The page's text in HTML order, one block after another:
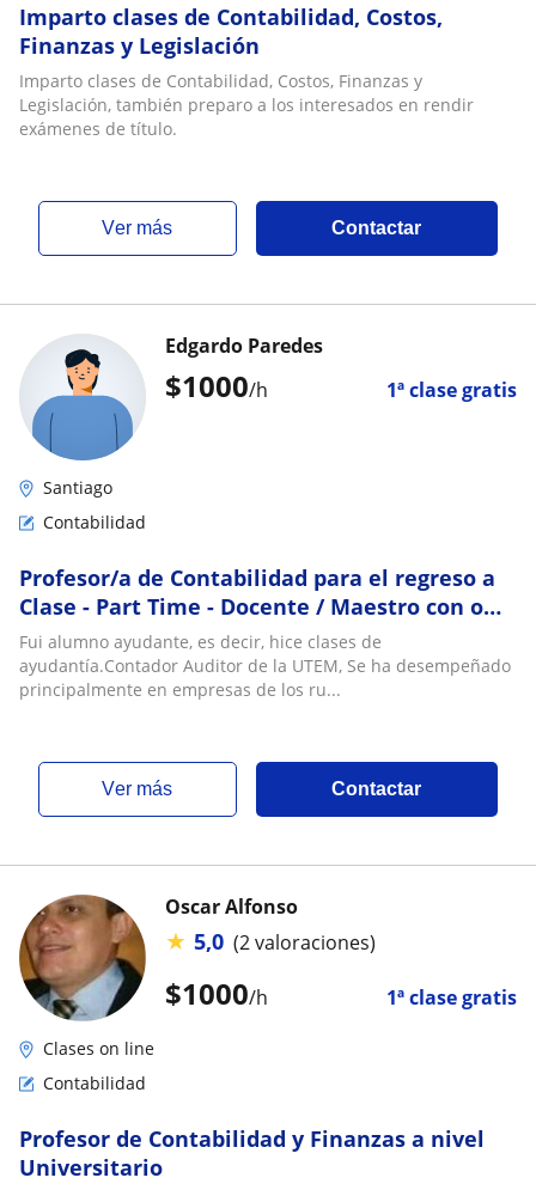
Imparto clases de Contabilidad, Costos,
Finanzas y Legislación
Imparto clases de Contabilidad, Costos, Finanzas y
Legislación, también preparo a los interesados en rendir
exámenes de título.
ver más Contactar
$1000/h 1ª clase gratis
Edgardo Paredes
Santiago
Contabilidad
Profesor/a de Contabilidad para el regreso a
Clase - Part Time - Docente / Maestro con o
sin experiencia
Fui alumno ayudante, es decir, hice clases de
ayudantía.Contador Auditor de la UTEM, Se ha desempeñado
principalmente en empresas de los ru...
ver más Contactar
$1000/h 1ª clase gratis
Oscar Alfonso
★ 5,0 (2 valoraciones)
Clases on line
Contabilidad
Profesor de Contabilidad y Finanzas a nivel
Universitario